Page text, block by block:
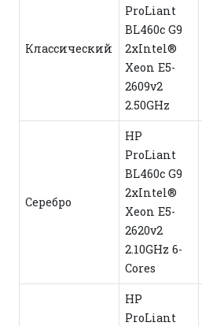
Классический
ProLiant
BL460c G9
2xIntel®
Xeon E5-
2609v2
2.50GHz
Серебро
HP
ProLiant
BL460c G9
2xIntel®
Xeon E5-
2620v2
2.10GHz 6-
Cores
HP
ProLiant